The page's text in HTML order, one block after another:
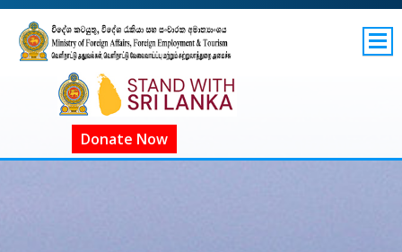
SITEMAP
GOV.LK
COVID-19 SL
Donate Now